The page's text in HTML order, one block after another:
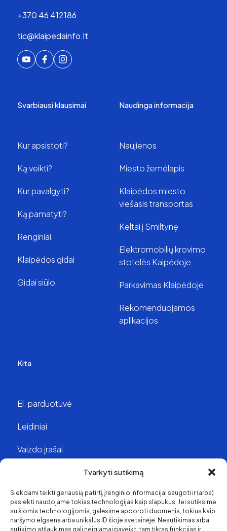
Tvarkyti sutikimą
Siekdami teikti geriausią patirtį, įrenginio informacijai saugoti ir (arba)
pasiekti naudojame tokias technologijas kaip slapukus. Jei sutiksime
su šiomis technologijomis, galėsime apdoroti duomenis, tokius kaip
naršymo elgsena arba unikalūs ID šioje svetainėje. Nesutikimas arba
sutikimo atšaukimas gali neigiamai paveikti tam tikras funkcijas ir
+370 46 412186
tic@klaipedainfo.lt
Svarbiausi klausimai
Kur apsistoti?
Ką veikti?
Kur pavalgyti?
Ką pamatyti?
Renginiai
Klaipėdos gidai
Gidai siūlo
Naudinga informacija
Naujienos
Miesto žemėlapis
Klaipėdos miesto
viešasis transportas
Keltai į Smiltynę
Elektromobilių krovimo
stotelės Kaipėdoje
Parkavimas Klaipėdoje
Rekomenduojamos
aplikacijos
Kita
El. parduotuvė
Leidiniai
Vaizdo įrašai
Struktūra ir kontaktai
Apie mus
Svetainės medis